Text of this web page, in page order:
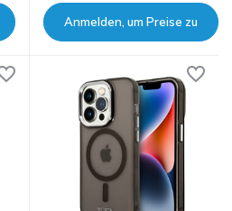
Anmelden, um Preise zu